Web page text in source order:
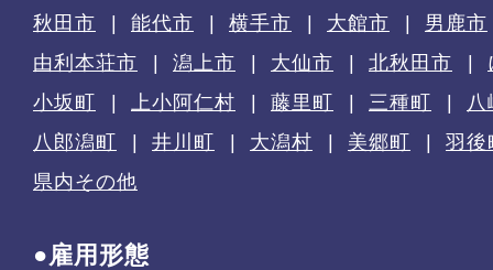
秋田市 能代市 横手市 大館市
男鹿市
由利本荘市
潟上市 大仙市 北秋田市
小坂町
上小阿仁村 藤里町 三種町
八
八郎潟町
井川町 大潟村 美郷町
羽後
県内その他
●雇用形態